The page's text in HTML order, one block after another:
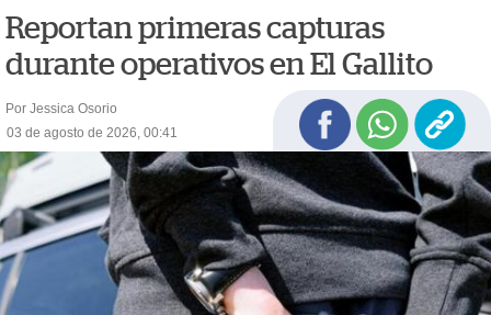
Reportan primeras capturas
durante operativos en El Gallito
Por Jessica Osorio
03 de agosto de 2026, 00:41